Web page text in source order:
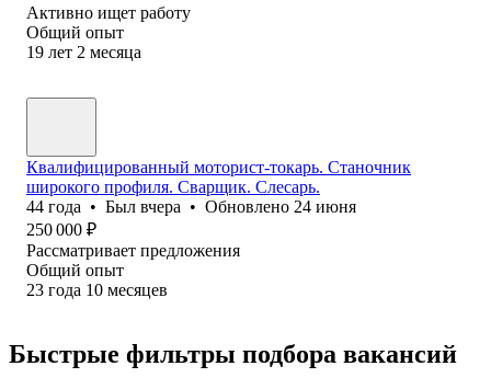
Активно ищет работу
Общий опыт
19 лет 2 месяца
Квалифицированный моторист-токарь. Станочник
широкого профиля. Сварщик. Слесарь.
44 года • Был вчера • Обновлено 24 июня
250 000 ₽
Рассматривает предложения
Общий опыт
23 года 10 месяцев
Быстрые фильтры подбора вакансий